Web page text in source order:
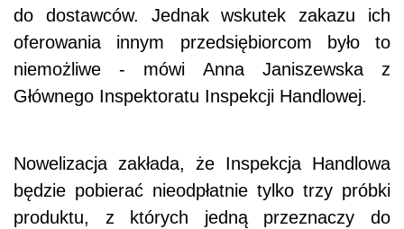
do dostawców. Jednak wskutek zakazu ich
oferowania innym przedsiębiorcom było to
niemożliwe - mówi Anna Janiszewska z
Głównego Inspektoratu Inspekcji Handlowej.
Nowelizacja zakłada, że Inspekcja Handlowa
będzie pobierać nieodpłatnie tylko trzy próbki
produktu, z których jedną przeznaczy do